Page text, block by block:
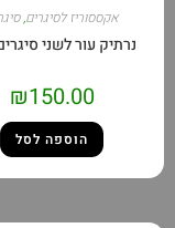
אקססוריז לסיגרים,סיגרים
נרתיק עור לשני סיגרים חום
₪150.00
הוספה לסל